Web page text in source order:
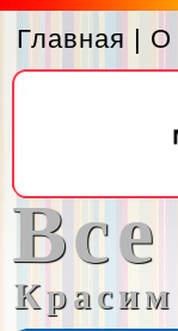
Главная | О
Все
Красим